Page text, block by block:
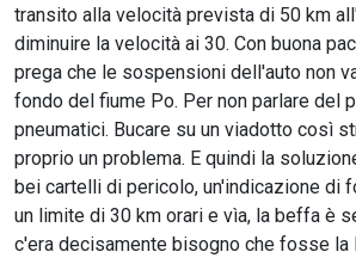
transito alla velocità prevista di 50 km
diminuire la velocità ai 30. Con buona
prega che le sospensioni dell'auto non
fondo del fiume Po. Per non parlare del
pneumatici. Bucare su un viadotto così
proprio un problema. E quindi la
bei cartelli di pericolo, un'indicazione di
un limite di 30 km orari e vìa, la beffa è
c'era decisamente bisogno che fosse la